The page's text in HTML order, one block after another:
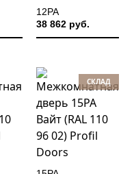
12PA
38 862 руб.
СКЛАД